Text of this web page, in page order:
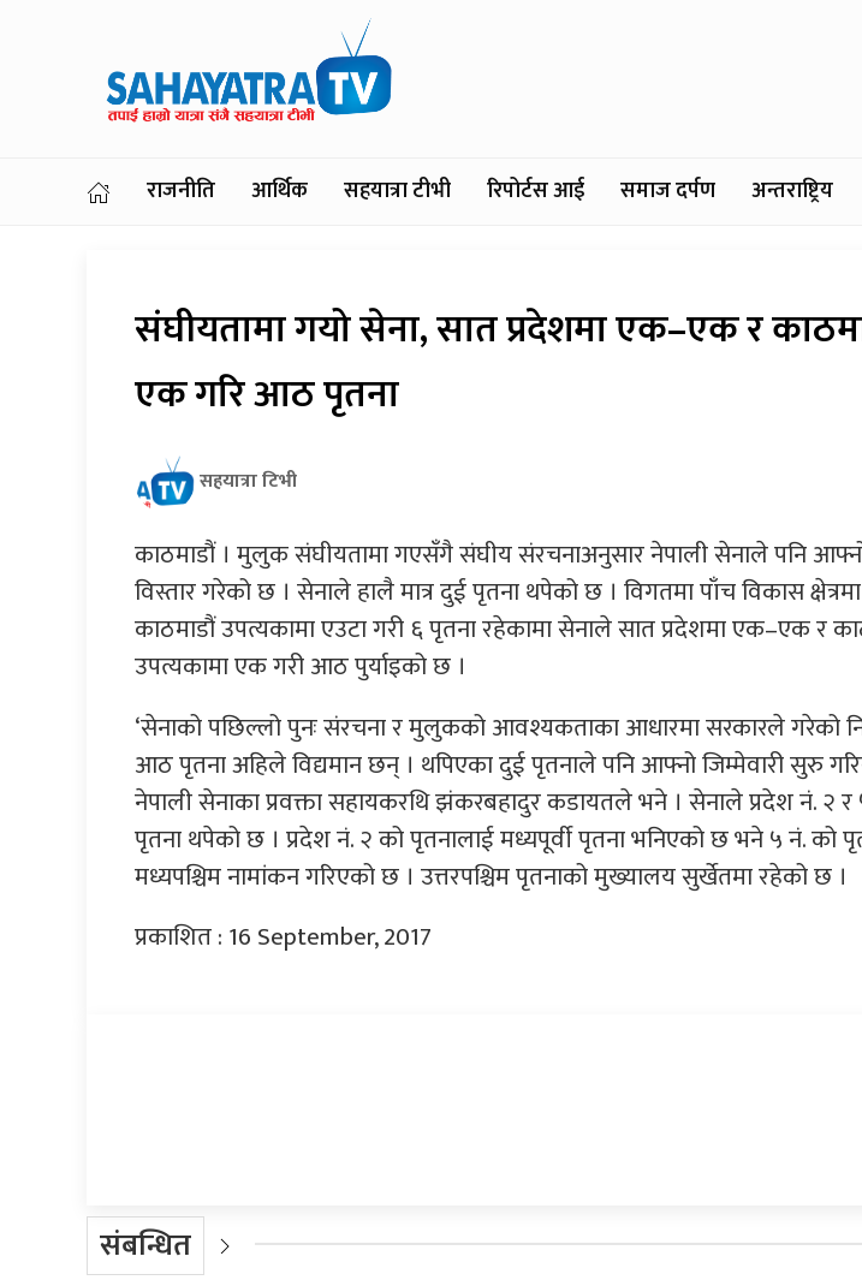
राजनीति आर्थिक सहयात्रा टीभी रिपोर्टस आई समाज दर्पण अन्तराष्ट्रिय
संघीयतामा गयो सेना, सात प्रदेशमा एक–एक र
एक गरि आठ पृतना
सहयात्रा टिभी
काठमाडौं । मुलुक संघीयतामा गएसँगै संघीय संरचनाअनुसार नेपाली सेनाले पनि
विस्तार गरेको छ । सेनाले हालै मात्र दुई पृतना थपेको छ । विगतमा पाँच विकास
काठमाडौं उपत्यकामा एउटा गरी ६ पृतना रहेकामा सेनाले सात प्रदेशमा एक–एक र
उपत्यकामा एक गरी आठ पुर्याइको छ ।
‘सेनाको पछिल्लो पुनः संरचना र मुलुकको आवश्यकताका आधारमा सरकारले गरेको
आठ पृतना अहिले विद्यमान छन् । थपिएका दुई पृतनाले पनि आफ्नो जिम्मेवारी सुरु
नेपाली सेनाका प्रवक्ता सहायकरथि झंकरबहादुर कडायतले भने । सेनाले प्रदेश नं. २ र
पृतना थपेको छ । प्रदेश नं. २ को पृतनालाई मध्यपूर्वी पृतना भनिएको छ भने ५ नं. को
मध्यपश्चिम नामांकन गरिएको छ । उत्तरपश्चिम पृतनाको मुख्यालय सुर्खेतमा रहेको छ ।
प्रकाशित : 16 September, 2017
संबन्धित